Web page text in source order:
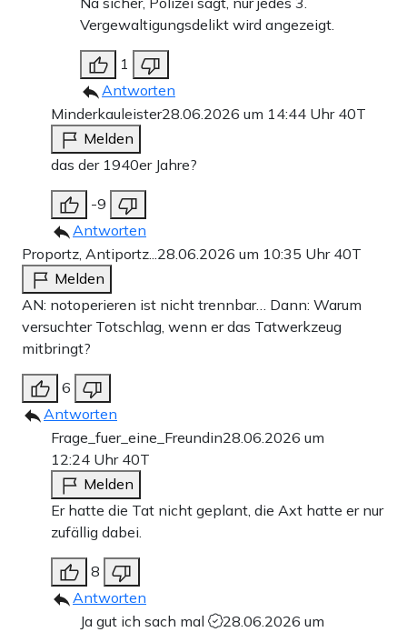
Vergewaltigungsdelikt wird angezeigt.
1
Antworten
Minderkauleister28.06.2026 um 14:44 Uhr 40T
Melden
das der 1940er Jahre?
-9
Antworten
Proportz, Antiportz...28.06.2026 um 10:35 Uhr 40T
Melden
AN: notoperieren ist nicht trennbar… Dann: Warum
versuchter Totschlag, wenn er das Tatwerkzeug
mitbringt?
6
Antworten
Frage_fuer_eine_Freundin28.06.2026 um
12:24 Uhr 40T
Melden
Er hatte die Tat nicht geplant, die Axt hatte er nur
zufällig dabei.
8
Antworten
Ja gut ich sach mal
28.06.2026 um